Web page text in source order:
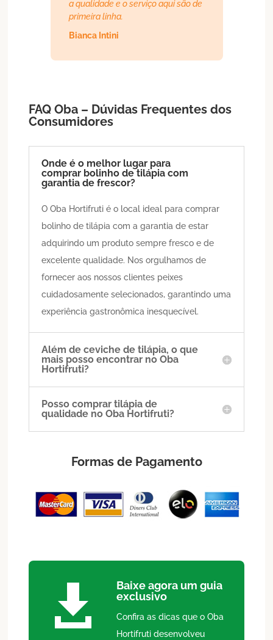
a qualidade e o serviço aqui são de
primeira linha.
Bianca Intini
FAQ Oba – Dúvidas Frequentes dos
Consumidores
Onde é o melhor lugar para
comprar bolinho de tilápia com
garantia de frescor?
O Oba Hortifruti é o local ideal para comprar
bolinho de tilápia com a garantia de estar
adquirindo um produto sempre fresco e de
excelente qualidade. Nos orgulhamos de
fornecer aos nossos clientes peixes
cuidadosamente selecionados, garantindo uma
experiência gastronômica inesquecível.
Além de ceviche de tilápia, o que
mais posso encontrar no Oba
Hortifruti?
Posso comprar tilápia de
qualidade no Oba Hortifruti?
Formas de Pagamento

Baixe agora um guia
exclusivo
Confira as dicas que o Oba
Hortifruti desenvolveu